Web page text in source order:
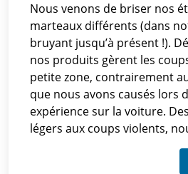
Nous venons de briser nos
marteaux différents (dans
bruyant jusqu’à présent !).
nos produits gèrent les
petite zone, contrairement
que nous avons causés lors
expérience sur la voiture.
légers aux coups violents,